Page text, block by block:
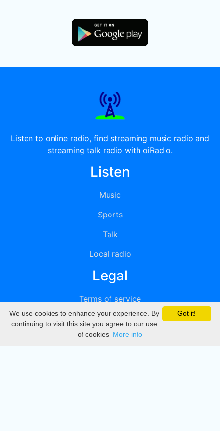
Listen to online radio, find streaming music radio and
streaming talk radio with oiRadio.
Listen
Music
Sports
Talk
Local radio
Legal
Terms of service
Privacy
DMCA
Got it!
We use cookies to enhance your experience. By
continuing to visit this site you agree to our use
of cookies. More info